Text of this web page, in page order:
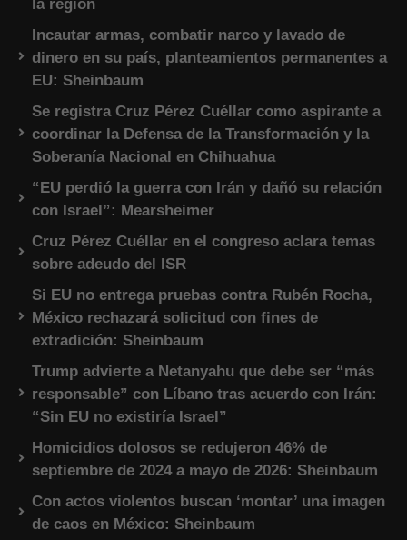
la región
Incautar armas, combatir narco y lavado de
dinero en su país, planteamientos permanentes a
EU: Sheinbaum
Se registra Cruz Pérez Cuéllar como aspirante a
coordinar la Defensa de la Transformación y la
Soberanía Nacional en Chihuahua
“EU perdió la guerra con Irán y dañó su relación
con Israel”: Mearsheimer
Cruz Pérez Cuéllar en el congreso aclara temas
sobre adeudo del ISR
Si EU no entrega pruebas contra Rubén Rocha,
México rechazará solicitud con fines de
extradición: Sheinbaum
Trump advierte a Netanyahu que debe ser “más
responsable” con Líbano tras acuerdo con Irán:
“Sin EU no existiría Israel”
Homicidios dolosos se redujeron 46% de
septiembre de 2024 a mayo de 2026: Sheinbaum
Con actos violentos buscan ‘montar’ una imagen
de caos en México: Sheinbaum